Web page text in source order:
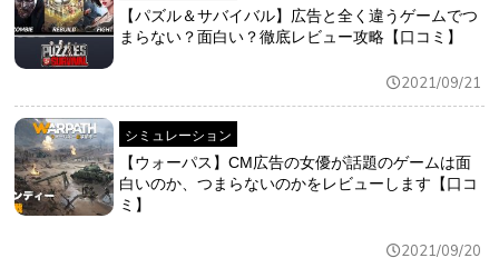
【パズル＆サバイバル】広告と全く違うゲームでつ
まらない？面白い？徹底レビュー攻略【口コミ】
2021/09/21
シミュレーション
【ウォーパス】CM広告の女優が話題のゲームは面
白いのか、つまらないのかをレビューします【口コ
ミ】
2021/09/20